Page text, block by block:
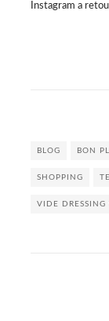
Instagram a
BLOG BON
SHOPPING
VIDE DRESSING